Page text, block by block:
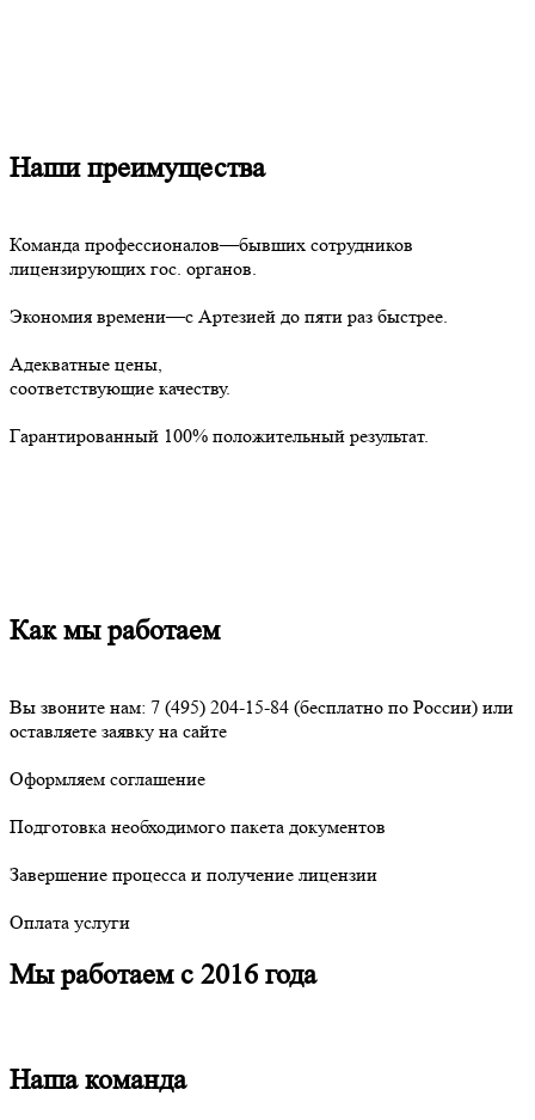
Наши преимущества
Команда профессионалов—бывших сотрудников
лицензирующих гос. органов.
Экономия времени—с Артезией до пяти раз быстрее.
Адекватные цены,
соответствующие качеству.
Гарантированный 100% положительный результат.
Как мы работаем
Вы звоните нам: 7 (495) 204-15-84 (бесплатно по России) или
оставляете заявку на сайте
Оформляем соглашение
Подготовка необходимого пакета документов
Завершение процесса и получение лицензии
Оплата услуги
Мы работаем с 2016 года
Наша команда